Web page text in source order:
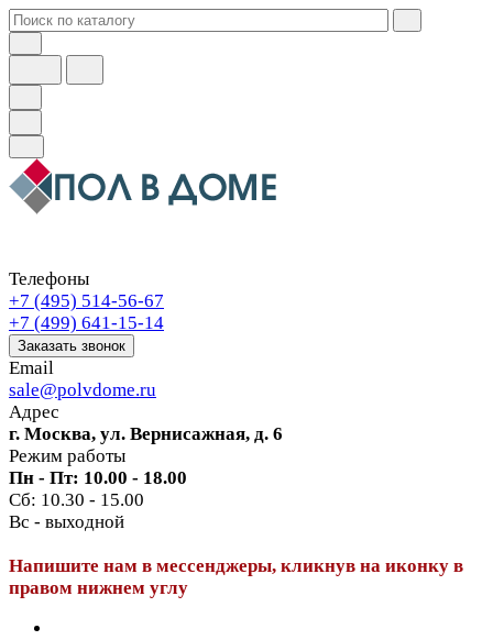
Телефоны
+7 (495) 514-56-67
+7 (499) 641-15-14
Заказать звонок
Email
sale@polvdome.ru
Адрес
г. Москва, ул. Вернисажная, д. 6
Режим работы
Пн - Пт: 10.00 - 18.00
Сб: 10.30 - 15.00
Вс - выходной
Напишите нам в мессенджеры, кликнув на иконку в
правом нижнем углу